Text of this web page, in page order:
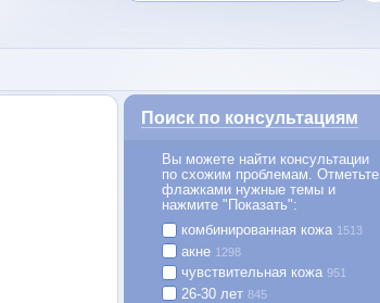
Поиск по консультациям
Вы можете найти консультации
по схожим проблемам. Отметьте
флажками нужные темы и
нажмите "Показать":
комбинированная кожа 1513
акне 1298
чувствительная кожа 951
26-30 лет 845